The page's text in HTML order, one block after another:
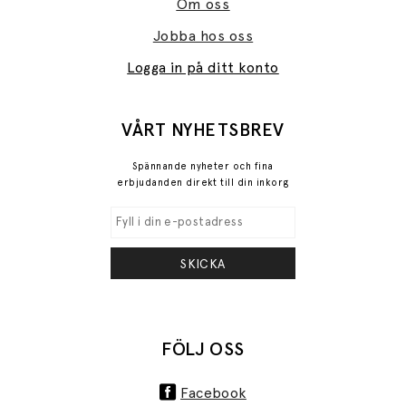
Om oss
Jobba hos oss
Logga in på ditt konto
VÅRT NYHETSBREV
Spännande nyheter och fina
erbjudanden direkt till din inkorg
SKICKA
FÖLJ OSS
Facebook